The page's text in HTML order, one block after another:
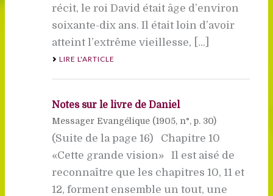
récit, le roi David était âge d’environ
soixante-dix ans. Il était loin d’avoir
atteint l’extrême vieillesse, [...]
LIRE L'ARTICLE
Notes sur le livre de Daniel
Messager Evangélique (1905, n°, p. 30)
(Suite de la page 16) Chapitre 10
«Cette grande vision» Il est aisé de
reconnaître que les chapitres 10, 11 et
12, forment ensemble un tout, une